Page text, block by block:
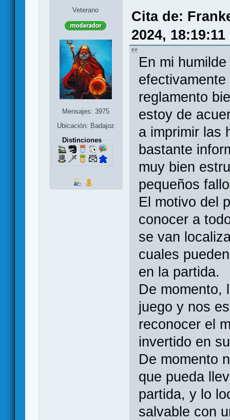
Veterano
Mensajes: 3975
Ubicación: Badajoz
Distinciones
Cita de:
2024, 18:19:11
En mi
reglamento
estoy de
a imprimir las
bastante
muy bien
pequeños
El motivo del
conocer a
se van
cuales
en la partida.
De momento,
juego y nos
reconocer el
invertido en
De momento
que pueda
partida, y lo
salvable con